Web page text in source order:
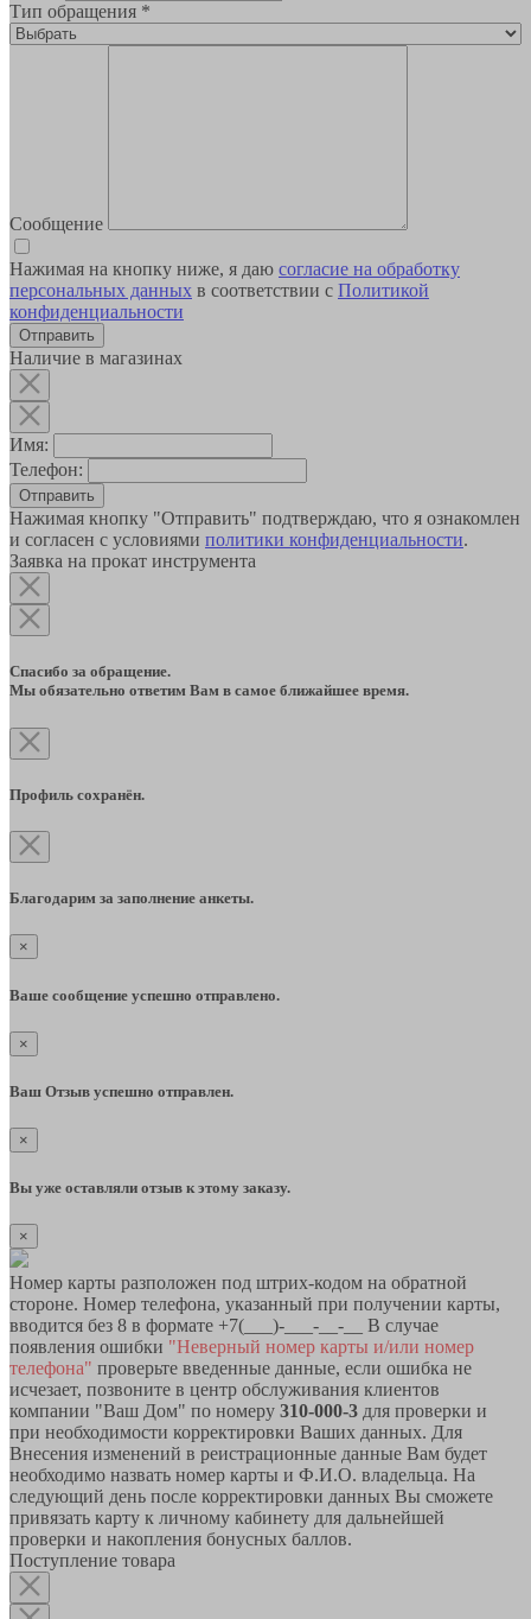
Тип обращения *
Сообщение
Нажимая на кнопку ниже, я даю согласие на обработку
персональных данных в соответствии с Политикой
конфиденциальности
Наличие в магазинах
Имя:
Телефон:
Отправить
Нажимая кнопку "Отправить" подтверждаю, что я ознакомлен
и согласен с условиями политики конфиденциальности.
Заявка на прокат инструмента
Спасибо за обращение.
Мы обязательно ответим Вам в самое ближайшее время.
Профиль сохранён.
Благодарим за заполнение анкеты.
×
Ваше сообщение успешно отправлено.
×
Ваш Отзыв успешно отправлен.
×
Вы уже оставляли отзыв к этому заказу.
×
Номер карты разположен под штрих-кодом на обратной
стороне. Номер телефона, указанный при получении карты,
вводится без 8 в формате +7(___)-___-__-__ В случае
появления ошибки "Неверный номер карты и/или номер
телефона" проверьте введенные данные, если ошибка не
исчезает, позвоните в центр обслуживания клиентов
компании "Ваш Дом" по номеру 310-000-3 для проверки и
при необходимости корректировки Ваших данных. Для
Внесения изменений в реистрационные данные Вам будет
необходимо назвать номер карты и Ф.И.О. владельца. На
следующий день после корректировки данных Вы сможете
привязать карту к личному кабинету для дальнейшей
проверки и накопления бонусных баллов.
Поступление товара